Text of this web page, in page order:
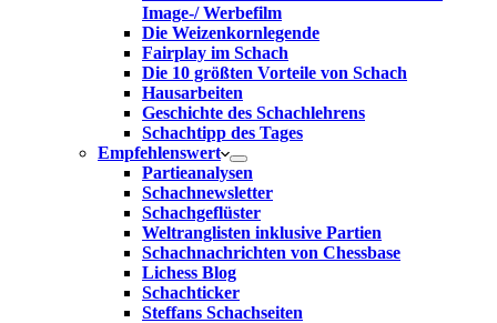
Image-/ Werbefilm
Die Weizenkornlegende
Fairplay im Schach
Die 10 größten Vorteile von Schach‎
Hausarbeiten
Geschichte des Schachlehrens
Schachtipp des Tages
Empfehlenswert
Partieanalysen
Schachnewsletter
Schachgeflüster
Weltranglisten inklusive Partien
Schachnachrichten von Chessbase
Lichess Blog
Schachticker
Steffans Schachseiten